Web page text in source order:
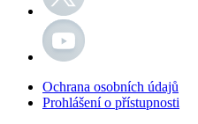
Ochrana osobních údajů
Prohlášení o přístupnosti